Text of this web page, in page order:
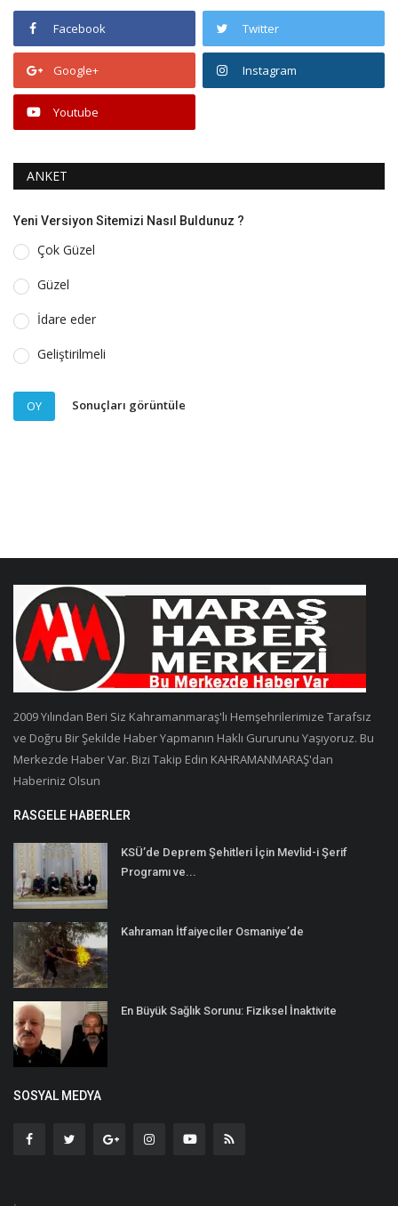
Facebook Twitter
Google+ Instagram
Youtube
ANKET
Yeni Versiyon Sitemizi Nasıl Buldunuz ?
Çok Güzel
Güzel
İdare eder
Geliştirilmeli
OY Sonuçları görüntüle
2009 Yılından Beri Siz Kahramanmaraş'lı Hemşehrilerimize Tarafsız
ve Doğru Bir Şekilde Haber Yapmanın Haklı Gururunu Yaşıyoruz. Bu
Merkezde Haber Var. Bizi Takip Edin KAHRAMANMARAŞ'dan
Haberiniz Olsun
RASGELE HABERLER
KSÜ’de Deprem Şehitleri İçin Mevlid-i Şerif
Programı ve...
Kahraman İtfaiyeciler Osmaniye’de
En Büyük Sağlık Sorunu: Fiziksel İnaktivite
SOSYAL MEDYA